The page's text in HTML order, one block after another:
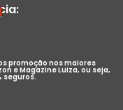
promoção nos maiores
e Magazine Luiza, ou seja,
seguros.